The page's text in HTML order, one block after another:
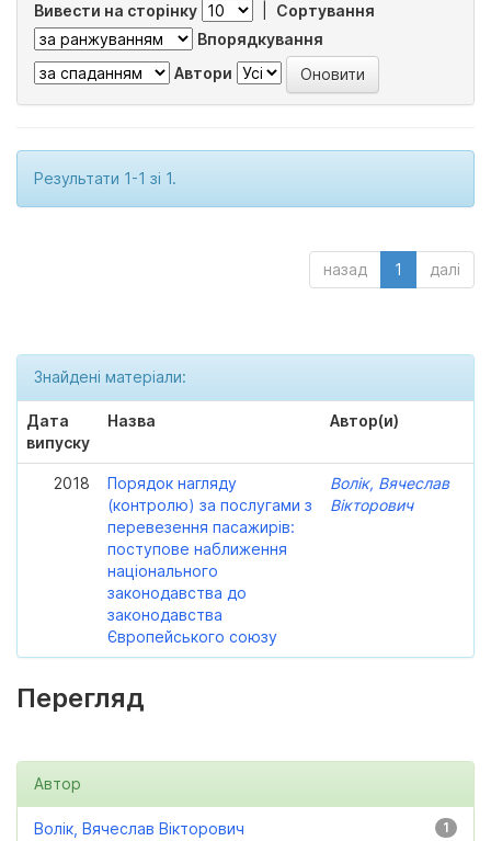
Вивести на сторінку
Сортування
Впорядкування
Автори
Результати 1-1 зі 1.
назад 1 далі
Знайдені матеріали:
Дата
випуску
Назва Автор(и)
2018
Порядок нагляду
(контролю) за послугами з
перевезення пасажирів:
поступове наближення
національного
законодавства до
законодавства
Європейського союзу
Волік, Вячеслав
Вікторович
Перегляд
Автор
1
Волік, Вячеслав Вікторович